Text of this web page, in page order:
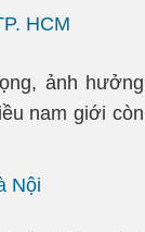
HCM
ảnh hưởng
nam giới còn
Nội